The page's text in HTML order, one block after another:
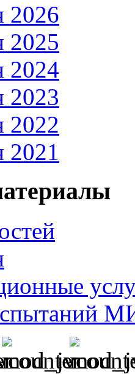
2026
2025
2024
2023
2022
2021